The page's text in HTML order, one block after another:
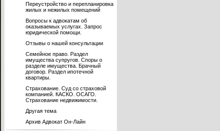
Переустройство и перепланировка
жилых и нежилых помещений
Вопросы к адвокатам об
оказываемых услугах. Запрос
юридической помощи.
Отзывы о нашей консультации
Семейное право. Раздел
имущества супругов. Споры о
разделе имущества. Брачный
договор. Раздел ипотечной
квартиры.
Страхование. Суд со страховой
компанией. КАСКО. ОСАГО.
Страхование недвижимости.
Другая тема
Архив Адвокат Он-Лайн